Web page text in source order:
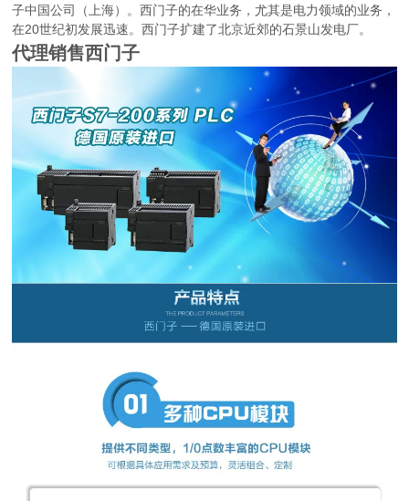
子中国公司（上海）。西门子的在华业务，尤其是电力领域的业务，
在20世纪初发展迅速。西门子扩建了北京近郊的石景山发电厂。
代理销售西门子